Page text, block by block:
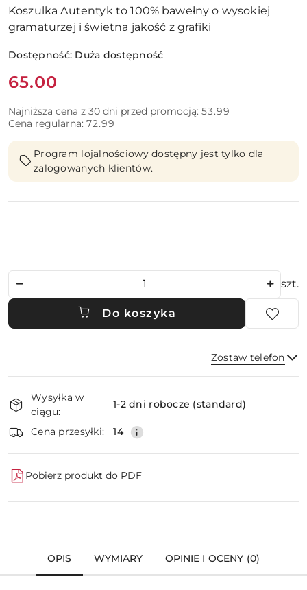
Koszulka Autentyk to 100% bawełny o wysokiej
gramaturzej i świetna jakość z grafiki
Dostępność: Duża dostępność
Cena:
65.00
Najniższa cena z 30 dni przed promocją: 53.99
Cena regularna: 72.99
Program lojalnościowy dostępny jest tylko dla
zalogowanych klientów.
szt.
Do koszyka
Zostaw telefon
Dostępność
i
dostawa
Wysyłka w
ciągu:
1-2 dni robocze (standard)
Cena przesyłki: 14
Pobierz produkt do PDF
OPIS WYMIARY OPINIE I OCENY (0)